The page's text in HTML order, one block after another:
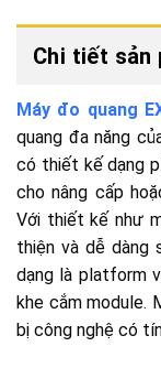
Chi tiết sản
Máy đo quang
quang đa năng
có thiết kế dạng
cho nâng cấp
Với thiết kế như
thiện và dễ dàng
dạng là platform
khe cắm module.
bị công nghệ có